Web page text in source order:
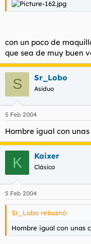
con un poco de
que sea de muy buen
S Sr_Lobo
Asiduo
5 Feb 2004
Hombre igual con
K Kaixer
Clásico
5 Feb 2004
Sr_Lobo rebuznó:
Hombre igual con unas